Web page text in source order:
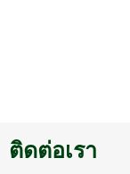
ติดต่อเรา